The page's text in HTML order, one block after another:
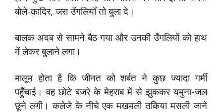
बोले-कादिर, जरा उँगलियाँ तो बुला दे।
बालक अदब से सामने बैठ गया और उनकी उँगलियों को हाथ
में लेकर बुलाने लगा।
मालूम होता है कि जीनत को शर्बत ने कुछ ज्यादा गर्मी
पहुँचाई। वह छोटे बजरे के मेहराब में से झुककर यमुना-जल
छूने लगी। कलेजे के नीचे एक मखमली तकिया मसली जाने